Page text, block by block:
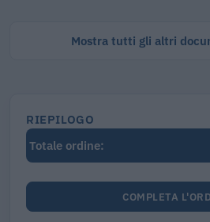
Mostra tutti gli altri
RIEPILOGO
Totale ordine:
COMPLETA